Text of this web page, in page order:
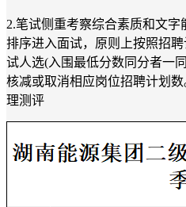
2.笔试侧重考察综合素质和文
排序进入面试，原则上按照招
试人选(入围最低分数同分者一
核减或取消相应岗位招聘计划
理测评